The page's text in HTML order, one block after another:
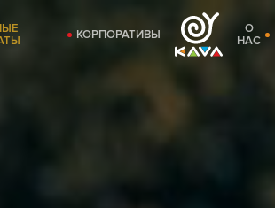
КОРПОРАТИВЫ
О
НАС